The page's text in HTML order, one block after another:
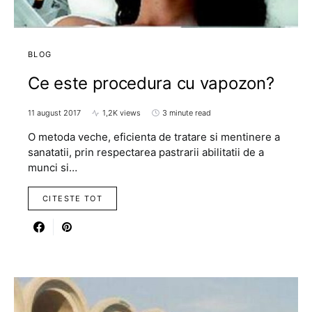
BLOG
Ce este procedura cu vapozon?
11 august 2017 1,2K views 3 minute read
O metoda veche, eficienta de tratare si mentinere a
sanatatii, prin respectarea pastrarii abilitatii de a
munci si…
CITESTE TOT